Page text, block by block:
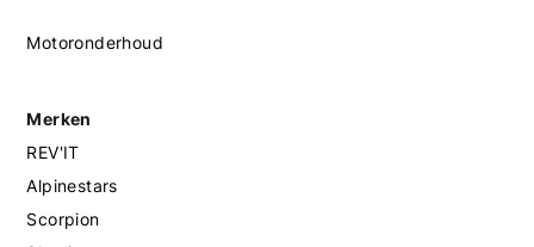
Motoronderhoud
Merken
REV'IT
Alpinestars
Scorpion